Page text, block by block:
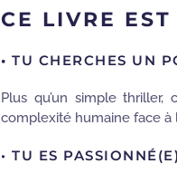
CE LIVRE
• TU CHERCHES UN
Plus qu’un simple
complexité humaine face à
• TU ES